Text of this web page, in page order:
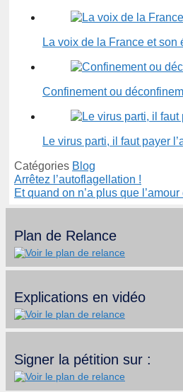
La voix de la France et son
Confinement ou
Le virus parti, il faut payer
Catégories Blog
Arrêtez l’autoflagellation !
Et quand on n’a plus que
Plan de Relance
Explications en vidéo
Signer la pétition sur :